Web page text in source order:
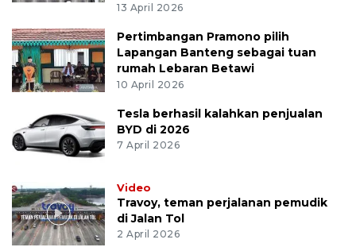
13 April 2026
Pertimbangan Pramono pilih
Lapangan Banteng sebagai tuan
rumah Lebaran Betawi
10 April 2026
Tesla berhasil kalahkan penjualan
BYD di 2026
7 April 2026
Video
Travoy, teman perjalanan pemudik
di Jalan Tol
2 April 2026